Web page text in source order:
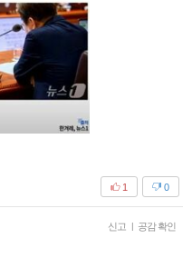
0
1
신고 | 공감 확인